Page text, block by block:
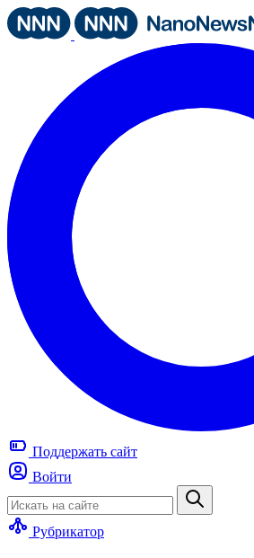
Поддержать сайт
Войти
Рубрикатор